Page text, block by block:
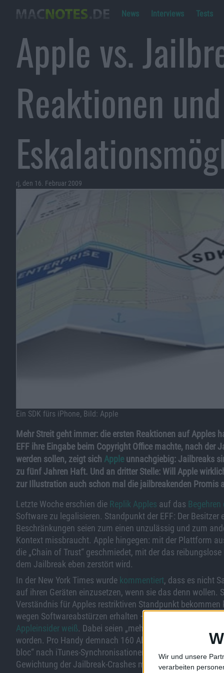
Wir und unsere
verarbeiten
News Interviews Tests
Apple vs.
Reaktionen und
rj, den 16. Februar 2009
Ein SDK fürs iPhone, Bild: Apple
Mehr Streit geht immer: die ersten Reaktionen auf Apples
EFF ihre Eingabe beim Copyright Office machte, nach der
werden sollen, zeigt sich Apple unnachgiebig: Jailbreaks
zu fünf Jahren Haft. Und an dritter Stelle: Will Apple
zur Illustration auch schon mal die jailbreakenden Promis
Letzte Woche erschien die Replik Apples auf das Begehren
Software zu legalisieren. Standpunkt der EFF: Der
Beschränkungen seien zum einen unzulässig und zum
Kontext missbraucht. Apple hingegen: mit der Plattform
die „Chain of Trust“ geschmiedet, mit der das
dem Jailbreak eben zerstört wird.
In der New York Times wurde kommentiert, dass es nicht
auf ihren Geräten einzusetzen, wenn sie das denn
Verständnis für Apples restriktiven Standpunkt
wegen Softwareabstürzen erhalten – in siebenstelliger
Appleinsider weiß. Dabei seien „mehr als 1,6 Millionen
worden. Pro Handy demnach 160 Absturzmeldungen?
bloc“ nach iTunes-Synchronisationen bei Apple
Gewichtung der Jailbreak-Crashes möglich sein. Dafür